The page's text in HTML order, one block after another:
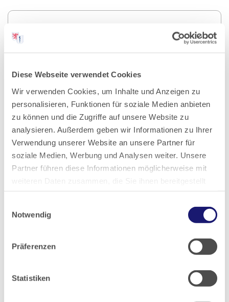
Diese Webseite verwendet Cookies
Wir verwenden Cookies, um Inhalte und Anzeigen zu
personalisieren, Funktionen für soziale Medien anbieten
zu können und die Zugriffe auf unsere Website zu
analysieren. Außerdem geben wir Informationen zu Ihrer
Verwendung unserer Website an unsere Partner für
soziale Medien, Werbung und Analysen weiter. Unsere
Partner führen diese Informationen möglicherweise mit
haben oder die sie im Rahmen Ihrer Nutzung der Dienste
Notwendig
Präferenzen
Statistiken
Hessisches Ärzteblatt
Ausgabe 3/2026
Artikel geschrieben von: